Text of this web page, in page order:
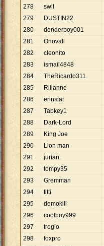
278
swil
279
DUSTIN22
280
denderboy001
281
Onovall
282
cleonito
283
ismail4848
284
TheRicardo311
285
Riiianne
286
erinstat
287
Tabkey1
288
Dark-Lord
289
King Joe
290
Lion man
291
jurian.
292
tompy35
293
Gremman
294
titti
295
demokill
296
coolboy999
297
troglo
298
foxpro